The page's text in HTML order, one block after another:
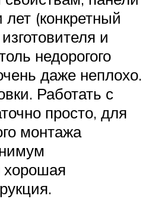
(конкретный
и
недорогого
даже неплохо.
Работать с
просто, для
монтажа
хорошая